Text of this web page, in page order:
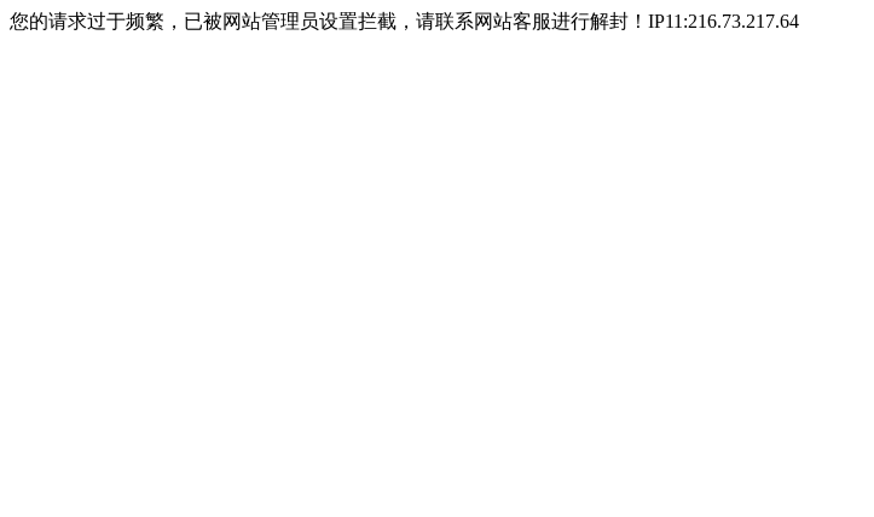
您的请求过于频繁，已被网站管理员设置拦截，请联系网站客服进行解封！IP11:216.73.217.64